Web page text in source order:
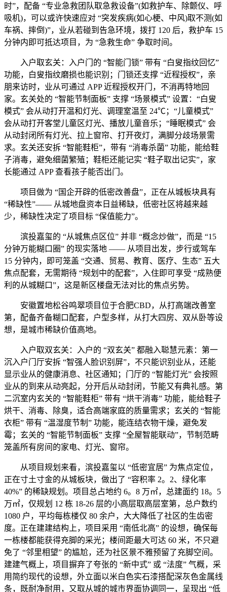
时”，配备 “专业急救团队取急救设备”(如救护车、除颤仪、呼
吸机)，可以或许快速应对 “突发疾病(如心梗、中风)取不测(如
车祸、摔倒)”，业从若碰到告急环境，拨打 120 后，救护车 15
分钟内即可抵达项目，为 “急救生命” 争取时间。
入户取玄关：入户门的 “智能门锁” 带有 “白叟指纹回忆”
功能，白叟指纹磨损也能识别；门锁还支撑 “近程授权”，亲
朋来访时，业从可通过 APP 近程授权开门，不消再特地回
家。玄关处的 “智能节制面板” 支撑 “场景模式” 设置：“白叟
模式” 会从动打开温和灯光、调理室温至 24℃；“儿童模式”
会从动打开客堂儿童区灯光、播放儿童音乐；“睡眠模式” 会
从动封闭所有灯光、拉上窗帘、打开夜灯，满脚分歧场景需
求。玄关还安拆 “智能鞋柜”，带有 “消毒杀菌” 功能，能给鞋
子消毒，避免细菌繁殖；鞋柜还能记实 “鞋子取出记实”，家
长能通过 APP 查看孩子能否出门。
项目做为 “国企开辟的低密改善盘”，正在从城板块具有
“稀缺性”—— 从城地盘资本日益稀缺，低密社区将越来越
少，稀缺性决定了项目标 “保值能力”。
滨投嘉玺的 “从城焦点区位” 并非 “概念炒做”，而是 “15
分钟万能糊口圈” 的现实落地 —— 从项目出发，步行或驾车
15 分钟内，即可笼盖 “交通、贸易、教育、医疗、生态” 五大
焦点配套，无需期待 “规划中的配套”，入住即可享受 “成熟便
利的从城糊口”，这是新区楼盘无法对比的焦点劣势。
安徽置地松谷鸣翠项目位于合肥CBD，从打高端改善室
第，配备齐备糊口配套，户型多样，从打大四房、双从卧等设
想，是城市稀缺价值高地。
入户取双玄关：入户的 “双玄关” 都融入聪慧元素：第一
沉入户门厅安拆 “智强人脸识别屏”，不只能识别业从，还能
显示业从的健康消息、社区通知；门厅的 “智能灯光” 会按照
业从的到来从动亮起，分开后从动封闭，节能又有典礼感。第
二沉室内玄关的 “智能鞋柜” 带有 “烘干消毒” 功能，能给鞋子
烘干、消毒、除臭，适合高端家庭的质量需求；玄关的 “智能
衣柜” 带有 “温湿度节制” 功能，能连结衣物干燥，避免发
霉；玄关的 “智能节制面板” 支撑 “全屋智能联动”，节制范畴
笼盖所有房间的家电、灯光、窗帘。
从项目规划来看，滨投嘉玺以 “低密宜居” 为焦点定位，
正在寸土寸金的从城板块，做出了 “容积率 2。2、绿化率
40%” 的稀缺规划。项目总占地约 6。8 万㎡，总建面约 18。5
万㎡，仅规划 12 栋 18-26 层的小高层取高层室第，总户数约
1080 户，平均每栋楼仅 80 余户，大大降低了社区的生齿密
度。正在建建结构上，项目采用 “南低北高” 的设想，确保每
一栋楼都能获得充脚的采光；楼间距最大可达 60 米，不只避
免了 “邻里相望” 的尴尬，还为社区景不雅预留了充脚空间。
建建气概上，项目摒弃了夸张的 “新中式” 或 “法度” 气概，采
用简约现代的设想，外立面以米白色实石漆搭配深灰色金属线
条，既耐净耐用，又取从城的城市界面协调同一，呈现出 “低